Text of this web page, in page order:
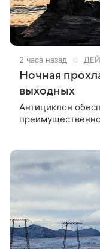
2 часа назад
Ночная
выходных
Антициклон